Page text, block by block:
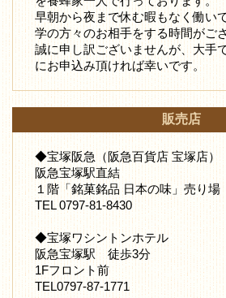
早朝から夜まで休む暇もなく働い
学の方々のお相手をする時間がご
誠に申し訳ございませんが、大手
にお申込み頂ければ幸いです。
販売店
◆宝塚阪急（阪急百貨店 宝塚店）
阪急宝塚駅直結
１階「銘菓銘品 日本の味」売り場
TEL 0797-81-8430
◆宝塚ワシントンホテル
阪急宝塚駅 徒歩3分
1Fフロント前
TEL0797-87-1771